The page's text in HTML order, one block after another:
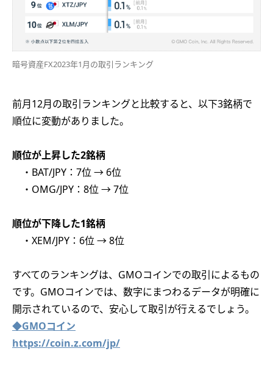
暗号資産FX2023年1月の取引ランキング
前月12月の取引ランキングと比較すると、以下3銘柄で
順位に変動がありました。
順位が上昇した2銘柄
・BAT/JPY：7位 → 6位
・OMG/JPY：8位 → 7位
順位が下降した1銘柄
・XEM/JPY：6位 → 8位
すべてのランキングは、GMOコインでの取引によるもの
です。GMOコインでは、数字にまつわるデータが明確に
開示されているので、安心して取引が行えるでしょう。
◆GMOコイン
https://coin.z.com/jp/